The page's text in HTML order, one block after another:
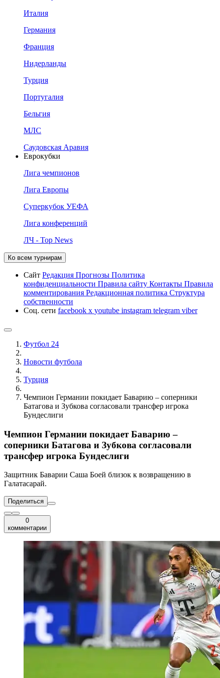
Италия
Германия
Франция
Нидерланды
Турция
Португалия
Бельгия
МЛС
Саудовская Аравия
Еврокубки
Лига чемпионов
Лига Европы
Суперкубок УЕФА
Лига конференций
ЛЧ - Top News
Ко всем турнирам
Сайт Редакция Прогнозы Политика
конфиденциальности Правила сайту Контакты Правила
комментирования Редакционная политика Структура
собственности
Соц. сети facebook x youtube instagram telegram viber
Футбол 24
Новости футбола
Турция
Чемпион Германии покидает Баварию – соперники
Батагова и Зубкова согласовали трансфер игрока
Бундеслиги
Чемпион Германии покидает Баварию –
соперники Батагова и Зубкова согласовали
трансфер игрока Бундеслиги
Защитник Баварии Саша Боей близок к возвращению в
Галатасарай.
Поделиться
0
комментарии